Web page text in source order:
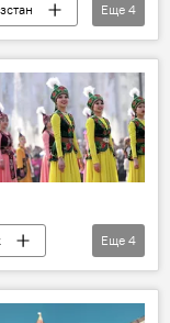
Еще 4
Еще 4